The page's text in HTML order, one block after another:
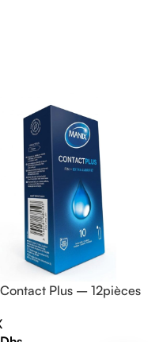
Plus – 12pièces